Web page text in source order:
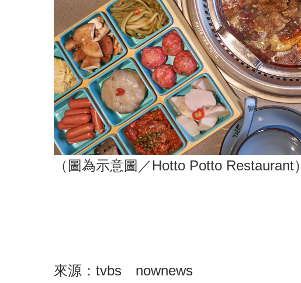
（圖為示意圖／Hotto Potto Restaurant）
來源： tvbs nownews